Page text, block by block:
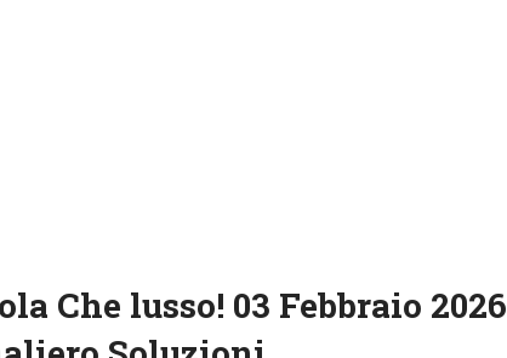
Che lusso! 03 Febbraio 2026